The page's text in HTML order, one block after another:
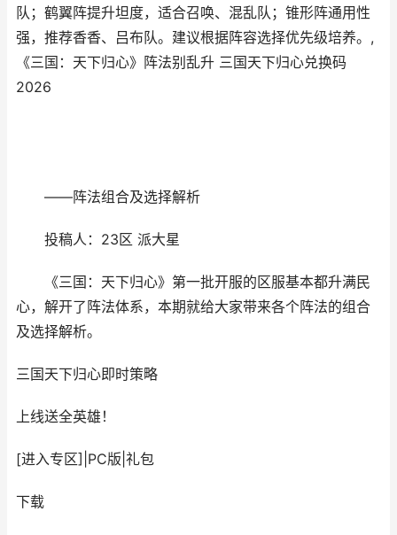
队；鹤翼阵提升坦度，适合召唤、混乱队；锥形阵通用性
强，推荐香香、吕布队。建议根据阵容选择优先级培养。,
《三国：天下归心》阵法别乱升 三国天下归心兑换码
2026
——阵法组合及选择解析
投稿人：23区 派大星
《三国：天下归心》第一批开服的区服基本都升满民
心，解开了阵法体系，本期就给大家带来各个阵法的组合
及选择解析。
三国天下归心即时策略
上线送全英雄！
[进入专区] PC版 礼包
下载